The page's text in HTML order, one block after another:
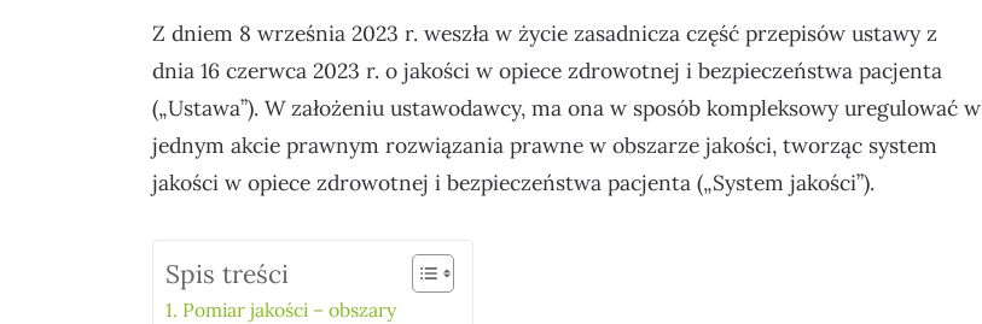
Z dniem 8 września 2023 r. weszła w życie zasadnicza część przepisów ustawy z
dnia 16 czerwca 2023 r. o jakości w opiece zdrowotnej i bezpieczeństwa pacjenta
(„Ustawa”). W założeniu ustawodawcy, ma ona w sposób kompleksowy uregulować w
jednym akcie prawnym rozwiązania prawne w obszarze jakości, tworząc system
jakości w opiece zdrowotnej i bezpieczeństwa pacjenta („System jakości”).
Spis treści
1. Pomiar jakości – obszary